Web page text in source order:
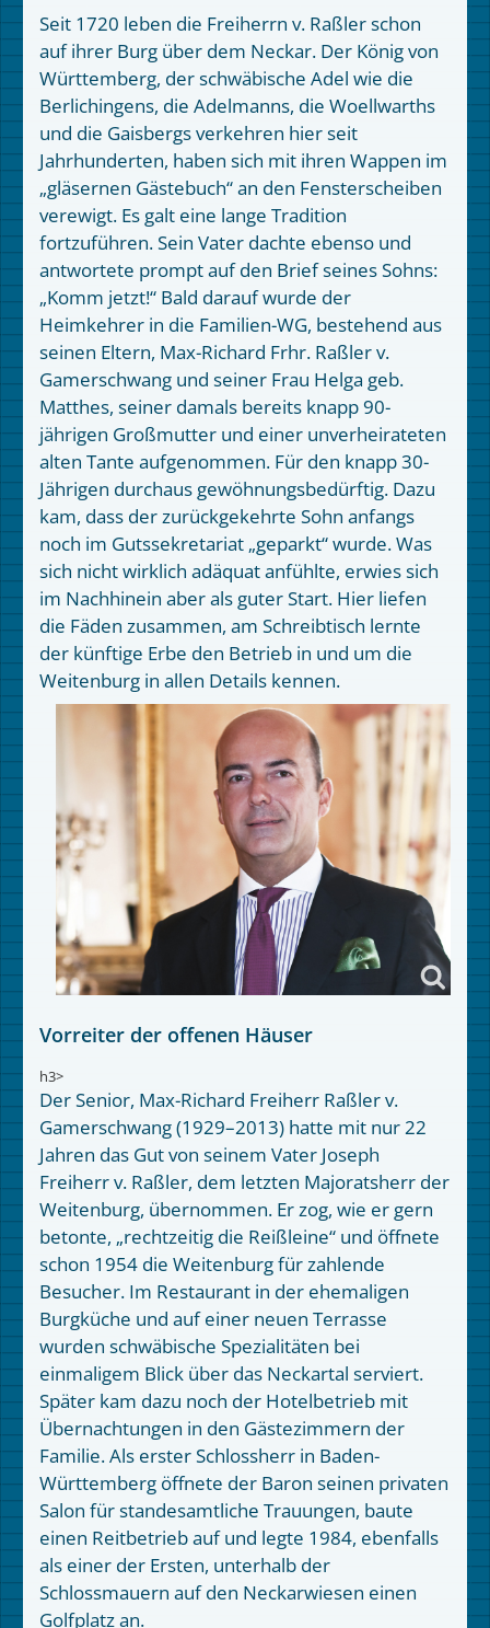
Seit 1720 leben die Freiherrn v. Raßler schon
auf ihrer Burg über dem Neckar. Der König von
Württemberg, der schwäbische Adel wie die
Berlichingens, die Adelmanns, die Woellwarths
und die Gaisbergs verkehren hier seit
Jahrhunderten, haben sich mit ihren Wappen im
„gläsernen Gästebuch“ an den Fensterscheiben
verewigt. Es galt eine lange Tradition
fortzuführen. Sein Vater dachte ebenso und
antwortete prompt auf den Brief seines Sohns:
„Komm jetzt!“ Bald darauf wurde der
Heimkehrer in die Familien-WG, bestehend aus
seinen Eltern, Max-Richard Frhr. Raßler v.
Gamerschwang und seiner Frau Helga geb.
Matthes, seiner damals bereits knapp 90-
jährigen Großmutter und einer unverheirateten
alten Tante aufgenommen. Für den knapp 30-
Jährigen durchaus gewöhnungsbedürftig. Dazu
kam, dass der zurückgekehrte Sohn anfangs
noch im Gutssekretariat „geparkt“ wurde. Was
sich nicht wirklich adäquat anfühlte, erwies sich
im Nachhinein aber als guter Start. Hier liefen
die Fäden zusammen, am Schreibtisch lernte
der künftige Erbe den Betrieb in und um die
Weitenburg in allen Details kennen.
Vorreiter der offenen Häuser
h3>
Der Senior, Max-Richard Freiherr Raßler v.
Gamerschwang (1929–2013) hatte mit nur 22
Jahren das Gut von seinem Vater Joseph
Freiherr v. Raßler, dem letzten Majoratsherr der
Weitenburg, übernommen. Er zog, wie er gern
betonte, „rechtzeitig die Reißleine“ und öffnete
schon 1954 die Weitenburg für zahlende
Besucher. Im Restaurant in der ehemaligen
Burgküche und auf einer neuen Terrasse
wurden schwäbische Spezialitäten bei
einmaligem Blick über das Neckartal serviert.
Später kam dazu noch der Hotelbetrieb mit
Übernachtungen in den Gästezimmern der
Familie. Als erster Schlossherr in Baden-
Württemberg öffnete der Baron seinen privaten
Salon für standesamtliche Trauungen, baute
einen Reitbetrieb auf und legte 1984, ebenfalls
als einer der Ersten, unterhalb der
Schlossmauern auf den Neckarwiesen einen
Golfplatz an.